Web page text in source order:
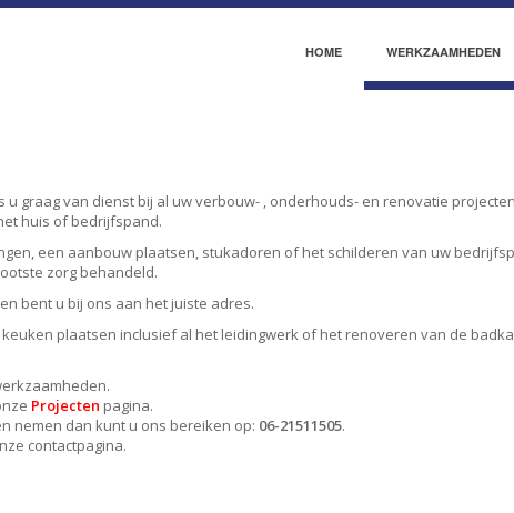
HOME WERKZAAMHEDEN
u graag van dienst bij al uw verbouw- , onderhouds- en renovatie
huis of bedrijfspand.
een aanbouw plaatsen, stukadoren of het schilderen van uw
zorg behandeld.
bent u bij ons aan het juiste adres.
plaatsen inclusief al het leidingwerk of het renoveren van de
Projecten pagina.
nemen dan kunt u ons bereiken op: 06-21511505.
contactpagina.